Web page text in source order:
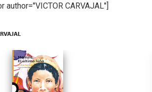
author="VICTOR CARVAJAL"]